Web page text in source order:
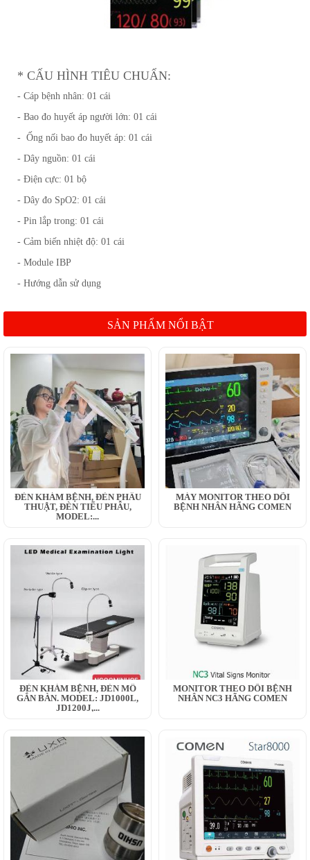
* CẤU HÌNH TIÊU CHUẨN:
- Cáp bệnh nhân: 01 cái
- Bao đo huyết áp người lớn: 01 cái
- Ống nối bao đo huyết áp: 01 cái
- Dây nguồn: 01 cái
- Điện cực: 01 bộ
- Dây đo SpO2: 01 cái
- Pin lắp trong: 01 cái
- Cảm biến nhiệt độ: 01 cái
- Module IBP
- Hướng dẫn sử dụng
SẢN PHẨM NỔI BẬT
ĐÈN KHÁM BỆNH, ĐÈN PHẪU
THUẬT, ĐÈN TIỂU PHẪU,
MODEL:...
MÁY MONITOR THEO DÕI
BỆNH NHÂN HÃNG COMEN
ĐÈN KHÁM BỆNH, ĐÈN MỔ
GẮN BÀN. MODEL: JD1000L,
JD1200J,...
MONITOR THEO DÕI BỆNH
NHÂN NC3 HÃNG COMEN